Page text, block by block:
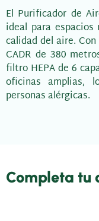
El Purificador de
ideal para
calidad del aire.
CADR de 380
filtro HEPA de 6
oficinas amplias,
personas alérgicas.
Completa tu